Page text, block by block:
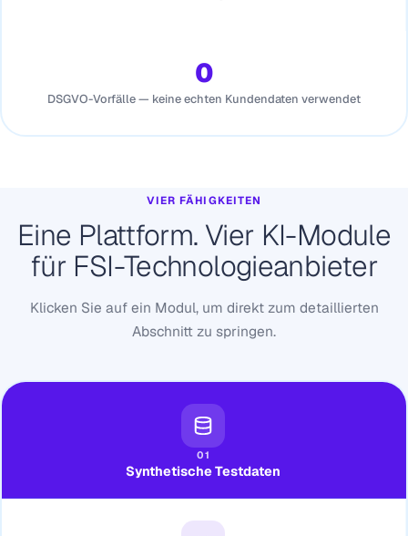
0
DSGVO-Vorfälle — keine echten Kundendaten verwendet
VIER FÄHIGKEITEN
Eine Plattform. Vier KI-Module
für FSI-Technologieanbieter
Klicken Sie auf ein Modul, um direkt zum detaillierten
Abschnitt zu springen.
01
Synthetische Testdaten